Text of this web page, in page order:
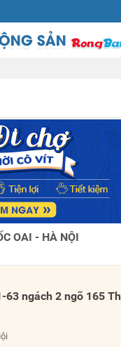
OAI - HÀ NỘI
63 ngách 2 ngõ 165